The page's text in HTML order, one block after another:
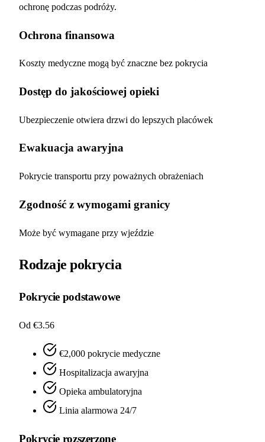
ochronę podczas podróży.
Ochrona finansowa
Koszty medyczne mogą być znaczne bez pokrycia
Dostęp do jakościowej opieki
Ubezpieczenie otwiera drzwi do lepszych placówek
Ewakuacja awaryjna
Pokrycie transportu przy poważnych obrażeniach
Zgodność z wymogami granicy
Może być wymagane przy wjeździe
Rodzaje pokrycia
Pokrycie podstawowe
Od €3.56
€2,000 pokrycie medyczne
Hospitalizacja awaryjna
Opieka ambulatoryjna
Linia alarmowa 24/7
Pokrycie rozszerzone